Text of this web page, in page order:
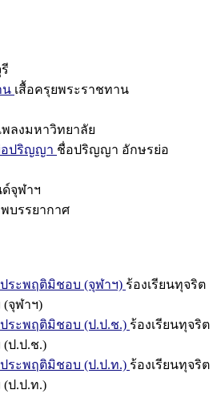
น เสื้อครุยพระราชทาน
พลงมหาวิทยาลัย
ปริญญา ชื่อปริญญา อักษรย่อ
จุฬาฯ
บรรยากาศ
ระพฤติมิชอบ (จุฬาฯ) ร้องเรียนทุจริต
จุฬาฯ)
ระพฤติมิชอบ (ป.ป.ช.) ร้องเรียนทุจริต
ป.ป.ช.)
ระพฤติมิชอบ (ป.ป.ท.) ร้องเรียนทุจริต
ป.ป.ท.)